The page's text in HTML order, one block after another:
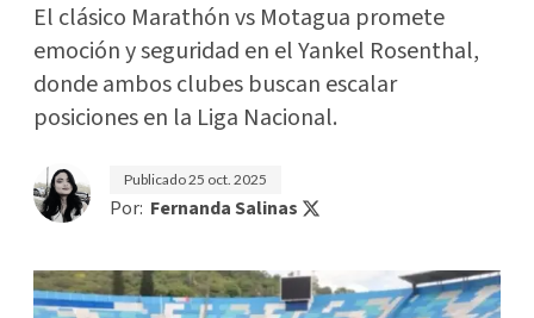
El clásico Marathón vs Motagua promete
emoción y seguridad en el Yankel Rosenthal,
donde ambos clubes buscan escalar
posiciones en la Liga Nacional.
Publicado25 oct. 2025
Por: Fernanda Salinas